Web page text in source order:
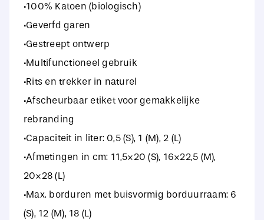
·100% Katoen (biologisch)
·Geverfd garen
·Gestreept ontwerp
·Multifunctioneel gebruik
·Rits en trekker in naturel
·Afscheurbaar etiket voor gemakkelijke
rebranding
·Capaciteit in liter: 0,5 (S), 1 (M), 2 (L)
·Afmetingen in cm: 11,5×20 (S), 16×22,5 (M),
20×28 (L)
·Max. borduren met buisvormig borduurraam: 6
(S), 12 (M), 18 (L)